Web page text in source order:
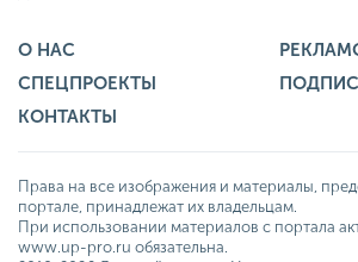
О НАС
СПЕЦПРОЕКТЫ
КОНТАКТЫ
Права на все изображения и материалы,
портале, принадлежат их владельцам.
При использовании материалов с портала
www.up-pro.ru обязательна.